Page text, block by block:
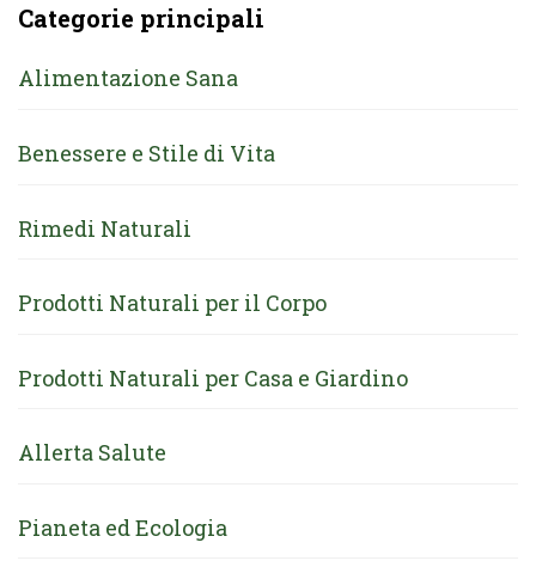
Categorie principali
Alimentazione Sana
Benessere e Stile di Vita
Rimedi Naturali
Prodotti Naturali per il Corpo
Prodotti Naturali per Casa e Giardino
Allerta Salute
Pianeta ed Ecologia